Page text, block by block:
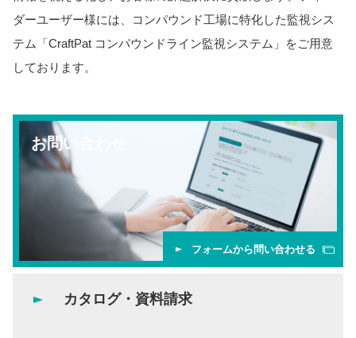
ダーユーザー様には、コンパウンド工場に特化した監視シス
テム「CraftPat コンパウンドライン監視システム」をご用意
しております。
お問い合わせ
フォームから問い合わせる
カタログ・資料請求